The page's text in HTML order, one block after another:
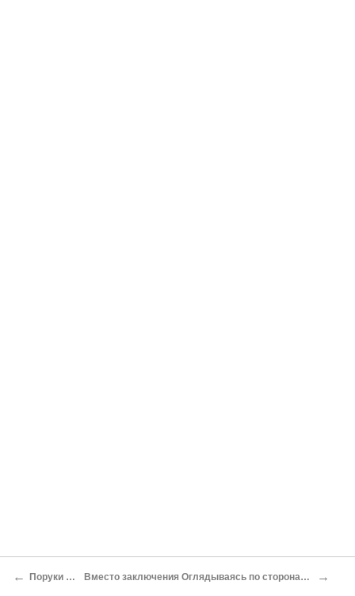
← Поруки и присяги Вместо заключения Оглядываясь по сторонам: Какой она стала, Россия Василия III? →